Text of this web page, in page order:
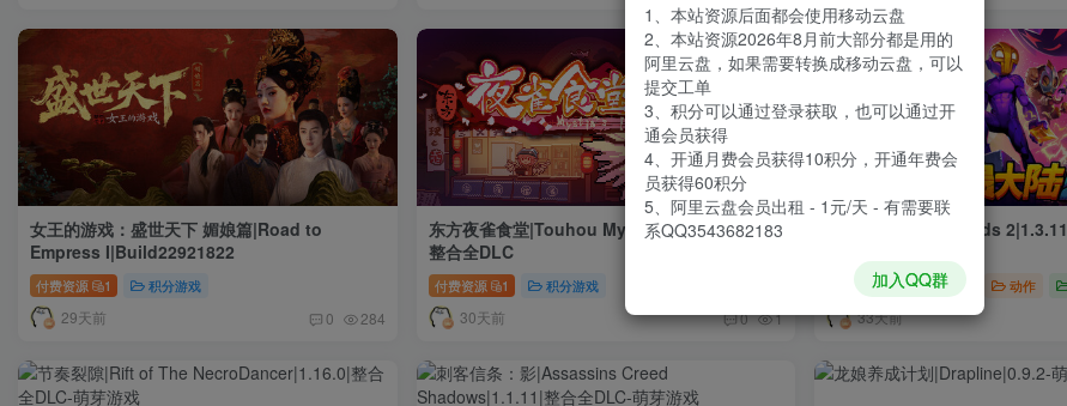
女王的游戏：盛世天下 媚娘篇|Road to
Empress I|Build22921822
付费资源 1 积分游戏
29天前 0 284
东方夜雀食堂|Touhou Mystia Izakaya|4.4.0e|
整合全DLC
付费资源 1 积分游戏
30天前 0 1
崩溃大陆2|Crashlands 2|1.3.11
付费资源 ￥1 冒险 动作
33天前
1、本站资源后面都会使用移动云盘
2、本站资源2026年8月前大部分都是用的
阿里云盘，如果需要转换成移动云盘，可以
提交工单
3、积分可以通过登录获取，也可以通过开
通会员获得
4、开通月费会员获得10积分，开通年费会
员获得60积分
5、阿里云盘会员出租 - 1元/天 - 有需要联
系QQ3543682183
加入QQ群